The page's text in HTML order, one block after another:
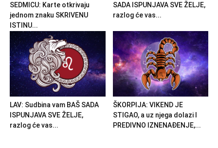
SEDMICU: Karte otkrivaju
jednom znaku SKRIVENU
ISTINU...
SADA ISPUNJAVA SVE ŽELJE,
razlog će vas...
LAV: Sudbina vam BAŠ SADA
ISPUNJAVA SVE ŽELJE,
razlog će vas...
ŠKORPIJA: VIKEND JE
STIGAO, a uz njega dolazi I
PREDIVNO IZNENAĐENJE,...